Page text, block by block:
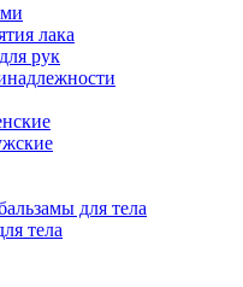
лака
рук
для тела
тела